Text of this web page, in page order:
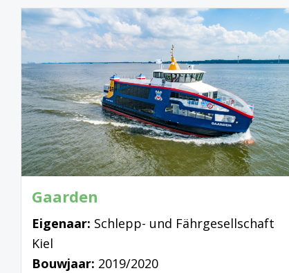
Gaarden
Eigenaar: Schlepp- und Fährgesellschaft
Kiel
Bouwjaar: 2019/2020